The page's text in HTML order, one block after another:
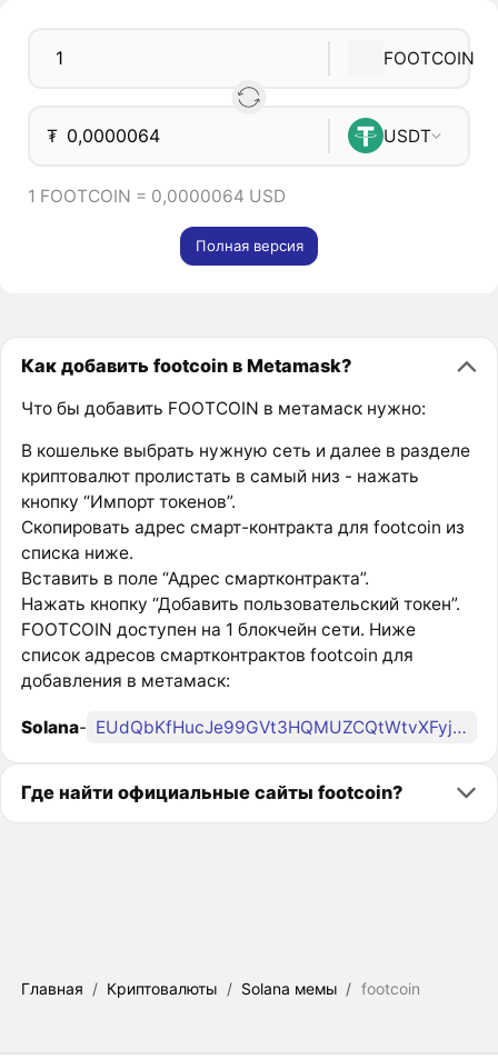
FOOTCOIN
₮ USDT
1 FOOTCOIN = 0,0000064 USD
Полная версия
Как добавить footcoin в Metamask?
Что бы добавить FOOTCOIN в метамаск нужно:
В кошельке выбрать нужную сеть и далее в разделе
криптовалют пролистать в самый низ - нажать
кнопку “Импорт токенов”.
Скопировать адрес смарт-контракта для footcoin из
списка ниже.
Вставить в поле “Адрес смартконтракта”.
Нажать кнопку “Добавить пользовательский токен”.
FOOTCOIN доступен на 1 блокчейн сети. Ниже
список адресов смартконтрактов footcoin для
добавления в метамаск:
Solana- EUdQbKfHucJe99GVt3HQMUZCQtWtvXFyjvrqDWctpump
Где найти официальные сайты footcoin?
Главная / Криптовалюты / Solana мемы / footcoin